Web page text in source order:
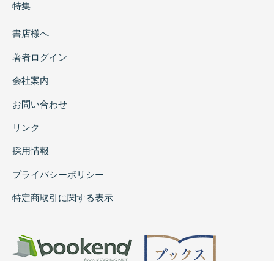
特集
書店様へ
著者ログイン
会社案内
お問い合わせ
リンク
採用情報
プライバシーポリシー
特定商取引に関する表示